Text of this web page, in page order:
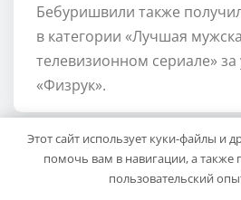
Бебуришвили также
в категории «Лучшая
телевизионном сериале» за
«Физрук».
Этот сайт использует куки-файлы и
помочь вам в навигации, а также
пользовательский